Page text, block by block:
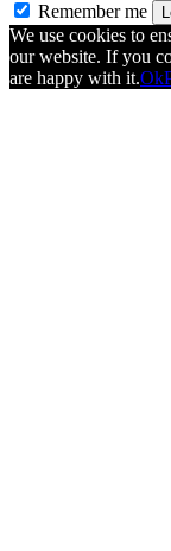
Remember me
We use cookies to
our website. If you
are happy with it.Ok